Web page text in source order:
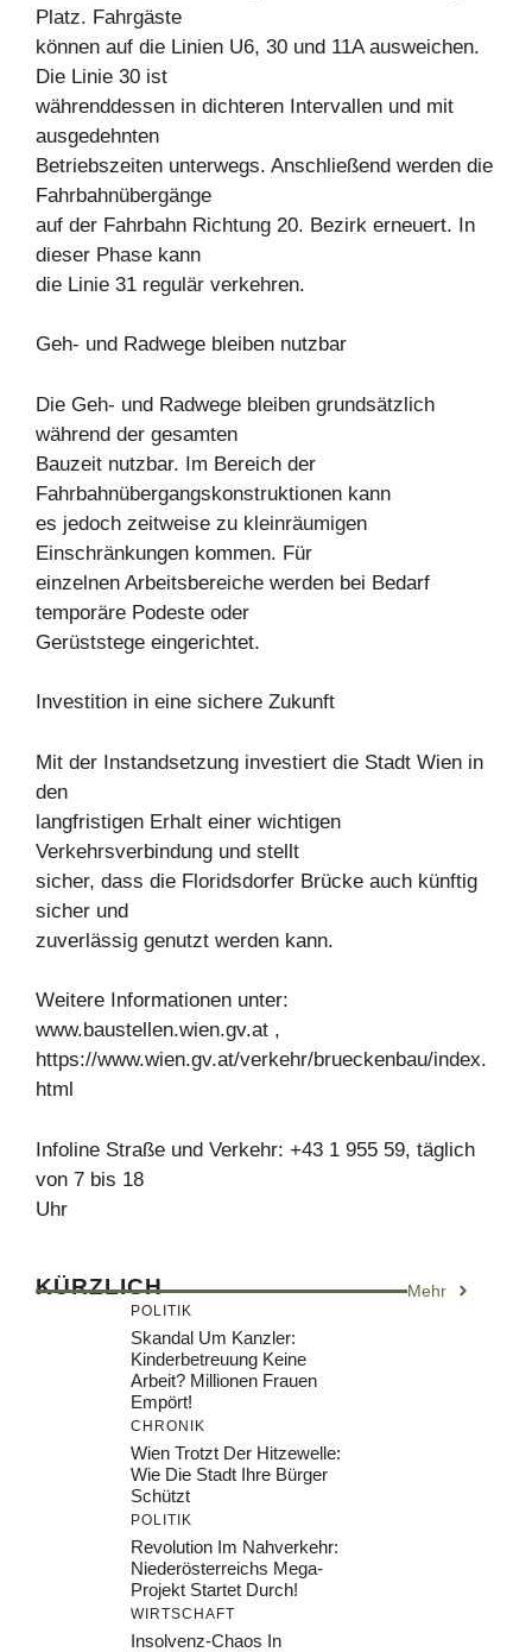
Platz. Fahrgäste
können auf die Linien U6, 30 und 11A ausweichen.
Die Linie 30 ist
währenddessen in dichteren Intervallen und mit
ausgedehnten
Betriebszeiten unterwegs. Anschließend werden die
Fahrbahnübergänge
auf der Fahrbahn Richtung 20. Bezirk erneuert. In
dieser Phase kann
die Linie 31 regulär verkehren.
Geh- und Radwege bleiben nutzbar
Die Geh- und Radwege bleiben grundsätzlich
während der gesamten
Bauzeit nutzbar. Im Bereich der
Fahrbahnübergangskonstruktionen kann
es jedoch zeitweise zu kleinräumigen
Einschränkungen kommen. Für
einzelnen Arbeitsbereiche werden bei Bedarf
temporäre Podeste oder
Gerüststege eingerichtet.
Investition in eine sichere Zukunft
Mit der Instandsetzung investiert die Stadt Wien in
den
langfristigen Erhalt einer wichtigen
Verkehrsverbindung und stellt
sicher, dass die Floridsdorfer Brücke auch künftig
sicher und
zuverlässig genutzt werden kann.
Weitere Informationen unter:
www.baustellen.wien.gv.at ,
https://www.wien.gv.at/verkehr/brueckenbau/index.
html
Infoline Straße und Verkehr: +43 1 955 59, täglich
von 7 bis 18
Uhr
KÜRZLICH Mehr
POLITIK
Skandal Um Kanzler:
Kinderbetreuung Keine
Arbeit? Millionen Frauen
Empört!
CHRONIK
Wien Trotzt Der Hitzewelle:
Wie Die Stadt Ihre Bürger
Schützt
POLITIK
Revolution Im Nahverkehr:
Niederösterreichs Mega-
Projekt Startet Durch!
WIRTSCHAFT
Insolvenz-Chaos In